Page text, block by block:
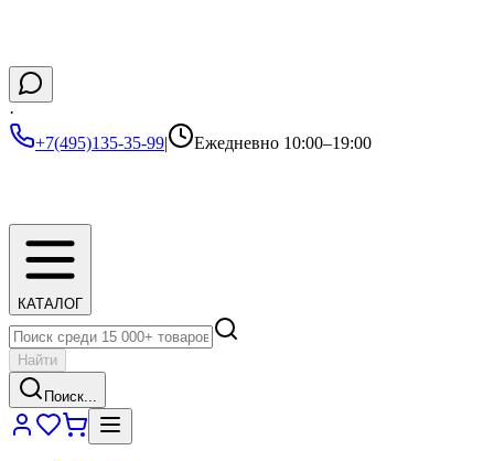
·
+7(495)135-35-99| Ежедневно 10:00–19:00
КАТАЛОГ
Найти
Поиск...